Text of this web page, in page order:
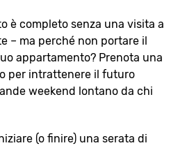
è completo senza una visita a
– ma perché non portare il
appartamento? Prenota una
per intrattenere il futuro
weekend lontano da chi
(o finire) una serata di